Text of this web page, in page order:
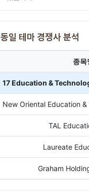
동일 테마 경쟁사 분석
종목
17 Education &
New Oriental Education
TAL
Laureate
Graham